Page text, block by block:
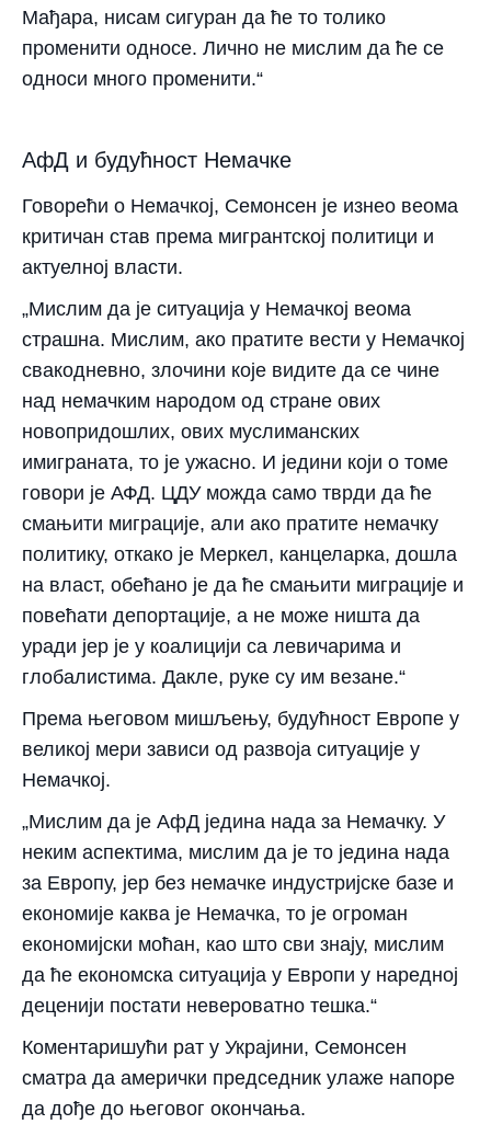
Мађара, нисам сигуран да ће то толико
променити односе. Лично не мислим да ће се
односи много променити.“
АфД и будућност Немачке
Говорећи о Немачкој, Семонсен је изнео веома
критичан став према мигрантској политици и
актуелној власти.
„Мислим да је ситуација у Немачкој веома
страшна. Мислим, ако пратите вести у Немачкој
свакодневно, злочини које видите да се чине
над немачким народом од стране ових
новопридошлих, ових муслиманских
имиграната, то је ужасно. И једини који о томе
говори је АФД. ЦДУ можда само тврди да ће
смањити миграције, али ако пратите немачку
политику, откако је Меркел, канцеларка, дошла
на власт, обећано је да ће смањити миграције и
повећати депортације, а не може ништа да
уради јер је у коалицији са левичарима и
глобалистима. Дакле, руке су им везане.“
Према његовом мишљењу, будућност Европе у
великој мери зависи од развоја ситуације у
Немачкој.
„Мислим да је АфД једина нада за Немачку. У
неким аспектима, мислим да је то једина нада
за Европу, јер без немачке индустријске базе и
економије каква је Немачка, то је огроман
економијски моћан, као што сви знају, мислим
да ће економска ситуација у Европи у наредној
деценији постати невероватно тешка.“
Коментаришући рат у Украјини, Семонсен
сматра да амерички председник улаже напоре
да дође до његовог окончања.